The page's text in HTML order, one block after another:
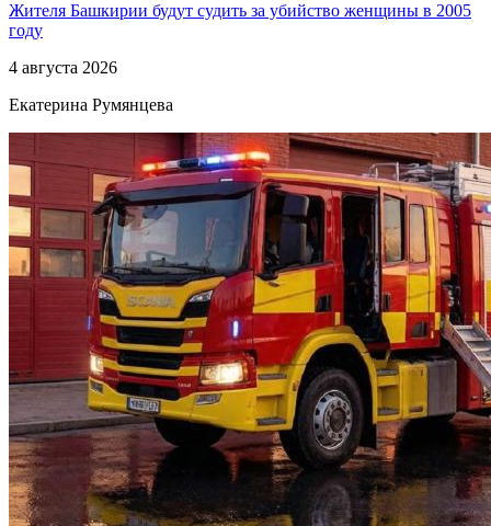
Жителя Башкирии будут судить за убийство женщины в 2005
году
4 августа 2026
Екатерина Румянцева